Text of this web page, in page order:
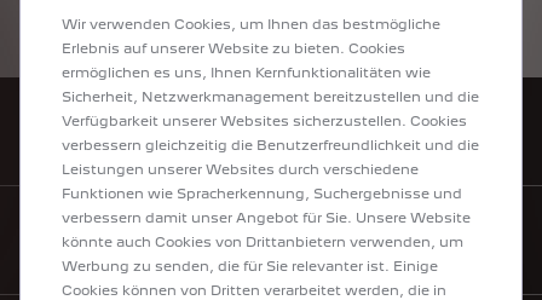
EINEN HÄNDLER FINDEN
PREISLISTEN
Wir verwenden Cookies, um Ihnen das bestmögliche
Erlebnis auf unserer Website zu bieten. Cookies
ermöglichen es uns, Ihnen Kernfunktionalitäten wie
Sicherheit, Netzwerkmanagement bereitzustellen und die
Verfügbarkeit unserer Websites sicherzustellen. Cookies
verbessern gleichzeitig die Benutzerfreundlichkeit und die
Leistungen unserer Websites durch verschiedene
Funktionen wie Spracherkennung, Suchergebnisse und
verbessern damit unser Angebot für Sie. Unsere Website
könnte auch Cookies von Drittanbietern verwenden, um
Werbung zu senden, die für Sie relevanter ist. Einige
Cookies können von Dritten verarbeitet werden, die in